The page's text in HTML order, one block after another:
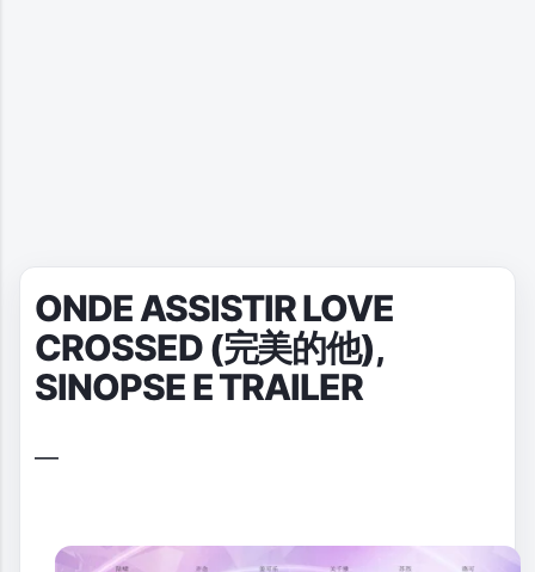
ONDE ASSISTIR LOVE
CROSSED (完美的他),
SINOPSE E TRAILER